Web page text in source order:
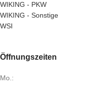
WIKING - PKW
WIKING - Sonstige
WSI
Öffnungszeiten
Mo.: